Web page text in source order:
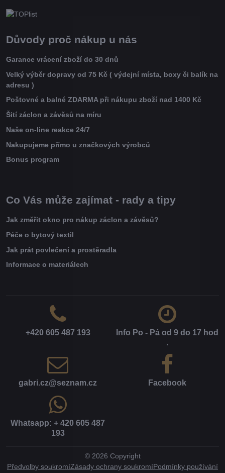
Důvody proč nákup u nás
Garance vrácení zboží do 30 dnů
Velký výběr dopravy od 75 Kč ( výdejní místa, boxy či balík na
adresu )
Poštovné a balné ZDARMA při nákupu zboží nad 1400 Kč
Šití záclon a závěsů na míru
Naše on-line reakce 24/7
Nakupujeme přímo u značkových výrobců
Bonus program
Co Vás může zajímat - rady a tipy
Jak změřit okno pro nákup záclon a závěsů?
Péče o bytový textil
Jak prát povlečení a prostěradla
Informace o materiálech
+420 605 487 193
Info Po - Pá od 9 do 17 hod​
.
gabri​.cz​@seznam​.cz Facebook
Whatsapp: + 420 605 487
193
© 2026 Copyright
Předvolby soukromíZásady ochrany soukromíPodmínky používání